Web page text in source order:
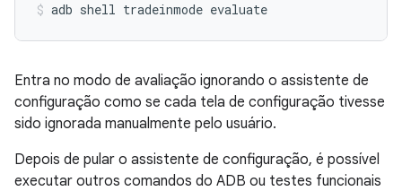
adb shell tradeinmode evaluate
Entra no modo de avaliação ignorando o assistente de
configuração como se cada tela de configuração tivesse
sido ignorada manualmente pelo usuário.
Depois de pular o assistente de configuração, é possível
executar outros comandos do ADB ou testes funcionais